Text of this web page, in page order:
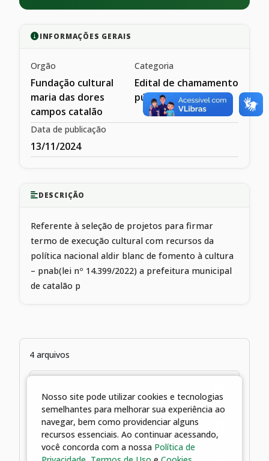
INFORMAÇÕES GERAIS
Orgão
Fundação cultural
maria das dores
campos catalão
Categoria
Edital de chamamento
público
Data de publicação
13/11/2024
DESCRIÇÃO
Referente à seleção de projetos para firmar
termo de execução cultural com recursos da
política nacional aldir blanc de fomento à cultura
– pnab(lei nº 14.399/2022) a prefeitura municipal
de catalão p
4 arquivos
Preliminar Edital 02
25/11/2024 10:13 | Resultado
Preliminar Edital 01
Nosso site pode utilizar cookies e tecnologias
semelhantes para melhorar sua experiência ao
navegar, bem como providenciar alguns
recursos essenciais. Ao continuar acessando,
você concorda com a nossa Política de